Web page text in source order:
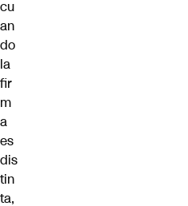
cu
an
do
la
fir
m
a
es
dis
tin
ta,